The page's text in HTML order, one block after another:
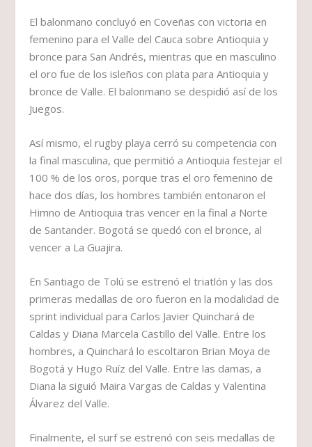
El balonmano concluyó en Coveñas con victoria en
femenino para el Valle del Cauca sobre Antioquia y
bronce para San Andrés, mientras que en masculino
el oro fue de los isleños con plata para Antioquia y
bronce de Valle. El balonmano se despidió así de los
Juegos.
Así mismo, el rugby playa cerró su competencia con
la final masculina, que permitió a Antioquia festejar el
100 % de los oros, porque tras el oro femenino de
hace dos días, los hombres también entonaron el
Himno de Antioquia tras vencer en la final a Norte
de Santander. Bogotá se quedó con el bronce, al
vencer a La Guajira.
En Santiago de Tolú se estrenó el triatlón y las dos
primeras medallas de oro fueron en la modalidad de
sprint individual para Carlos Javier Quinchará de
Caldas y Diana Marcela Castillo del Valle. Entre los
hombres, a Quinchará lo escoltaron Brian Moya de
Bogotá y Hugo Ruíz del Valle. Entre las damas, a
Diana la siguió Maira Vargas de Caldas y Valentina
Álvarez del Valle.
Finalmente, el surf se estrenó con seis medallas de